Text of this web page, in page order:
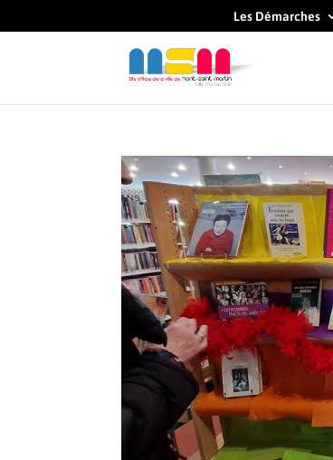
Les Démarches